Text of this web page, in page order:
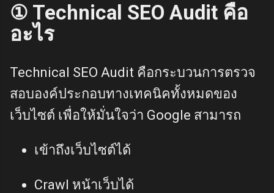
① Technical SEO Audit คือ
อะไร
Technical SEO Audit คือกระบวนการตรวจ
สอบองค์ประกอบทางเทคนิคทั้งหมดของ
เว็บไซต์ เพื่อให้มั่นใจว่า Google สามารถ
เข้าถึงเว็บไซต์ได้
Crawl หน้าเว็บได้